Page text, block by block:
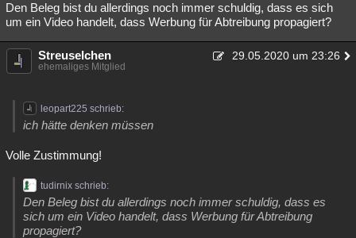
Den Beleg bist du allerdings noch immer schuldig, dass es sich
um ein Video handelt, dass Werbung für Abtreibung propagiert?
Streuselchen 29.05.2020 um 23:26
ehemaliges Mitglied
leopart225 schrieb:
ich hätte denken müssen
Volle Zustimmung!
tudirnix schrieb:
Den Beleg bist du allerdings noch immer schuldig, dass es
sich um ein Video handelt, dass Werbung für Abtreibung
propagiert?